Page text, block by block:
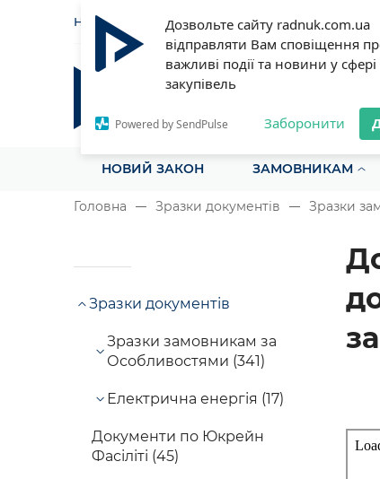
Дозвольте сайту radnuk.com.ua
відправляти Вам сповіщення
важливі події та новини у сфері
закупівель
Powered by SendPulse Заборонити
НОВИНИ СТАТТІ
Радник у сфері
Все для закупівель на одному порталі
НОВИЙ ЗАКОН ЗАМОВНИКАМ
Головна Зразки документів Зразки
Зразки документів
Зразки замовникам за
Особливостями (341)
Електрична енергія (17)
Документи по Юкрейн
Фасіліті (45)